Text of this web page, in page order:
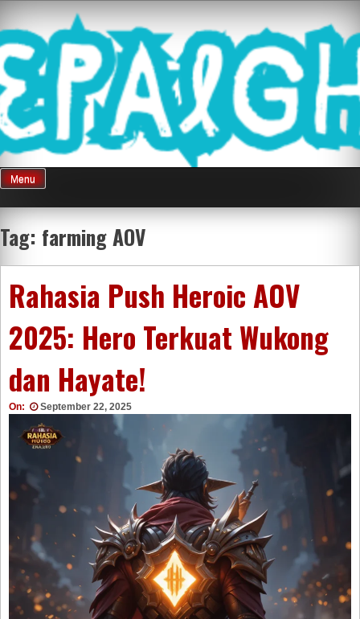
content
Mnepalghopa
Review Game
Terkini Paling
Seluruh Di
Indonesia
Menu
Tag: farming AOV
Rahasia Push Heroic AOV
2025: Hero Terkuat Wukong
dan Hayate!
On: September 22, 2025